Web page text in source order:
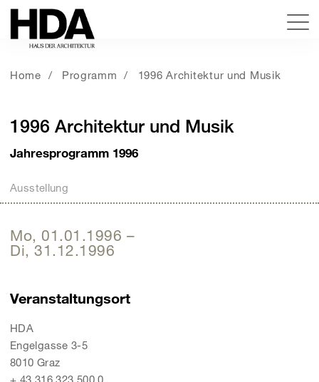
Home Programm 1996 Architektur und Musik
1996 Architektur und Musik
Jahresprogramm 1996
Ausstellung
Mo, 01.01.1996 –
Di, 31.12.1996
Veranstaltungsort
HDA
Engelgasse 3-5
8010 Graz
+ 43 316 323 500 0